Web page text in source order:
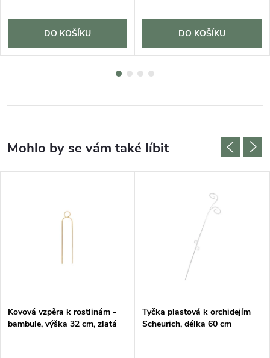
DO KOŠÍKU DO KOŠÍKU
Kovová vzpěra k rostlinám -
bambule, výška 32 cm, zlatá
Tyčka plastová k orchidejím
Scheurich, délka 60 cm